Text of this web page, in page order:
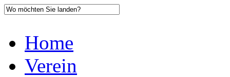
Home
Verein